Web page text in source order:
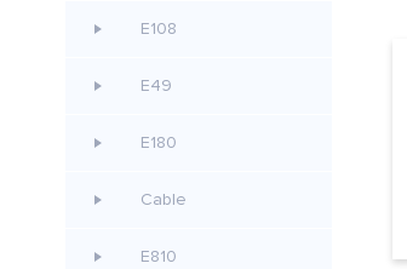
E108
E49
E180
Cable
E810